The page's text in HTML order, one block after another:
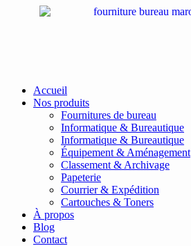
Accueil
Nos produits
Fournitures de bureau
Informatique & Bureautique
Informatique & Bureautique
Équipement & Aménagement
Classement & Archivage
Papeterie
Courrier & Expédition
Cartouches & Toners
À propos
Blog
Contact